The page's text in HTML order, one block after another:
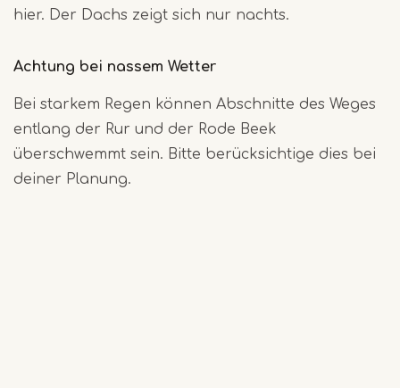
hier. Der Dachs zeigt sich nur nachts.
Achtung bei nassem Wetter
Bei starkem Regen können Abschnitte des Weges
entlang der Rur und der Rode Beek
überschwemmt sein. Bitte berücksichtige dies bei
deiner Planung.